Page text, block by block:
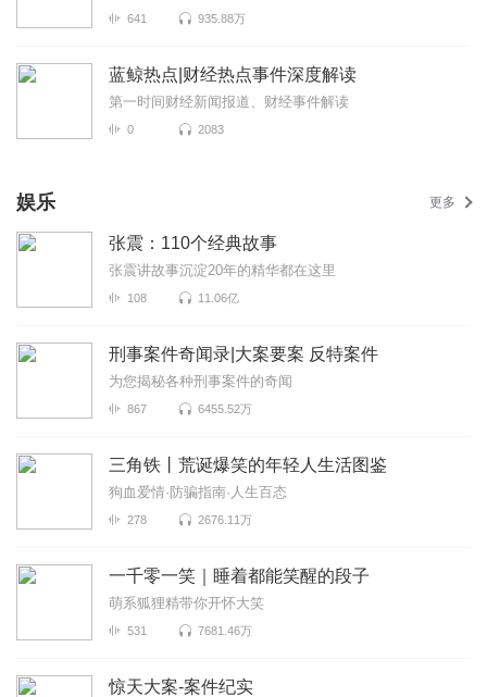
641 935.88万
蓝鲸热点|财经热点事件深度解读
第一时间财经新闻报道、财经事件解读
0 2083
娱乐 更多
张震：110个经典故事
张震讲故事沉淀20年的精华都在这里
108 11.06亿
刑事案件奇闻录|大案要案 反特案件
为您揭秘各种刑事案件的奇闻
867 6455.52万
三角铁丨荒诞爆笑的年轻人生活图鉴
狗血爱情·防骗指南·人生百态
278 2676.11万
一千零一笑｜睡着都能笑醒的段子
萌系狐狸精带你开怀大笑
531 7681.46万
惊天大案-案件纪实